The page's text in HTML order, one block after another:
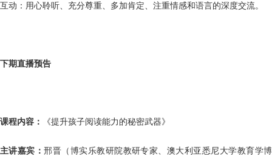
互动：用心聆听、充分尊重、多加肯定、注重情感和语言的深度交流。
下期直播预告
课程内容： 《提升孩子阅读能力的秘密武器》
主讲嘉宾：邢晋（博实乐教研院教研专家、澳大利亚悉尼大学教育学博